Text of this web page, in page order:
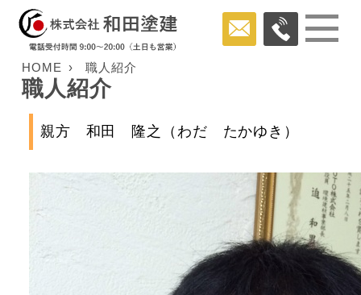
HOME 職人紹介
職人紹介
親方 和田 隆之（わだ たかゆき）